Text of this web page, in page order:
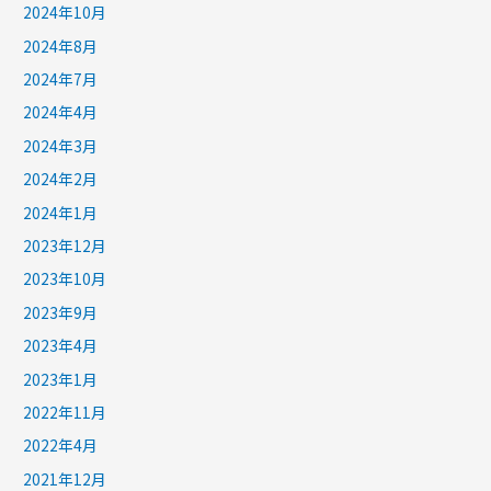
2024年10月
2024年8月
2024年7月
2024年4月
2024年3月
2024年2月
2024年1月
2023年12月
2023年10月
2023年9月
2023年4月
2023年1月
2022年11月
2022年4月
2021年12月